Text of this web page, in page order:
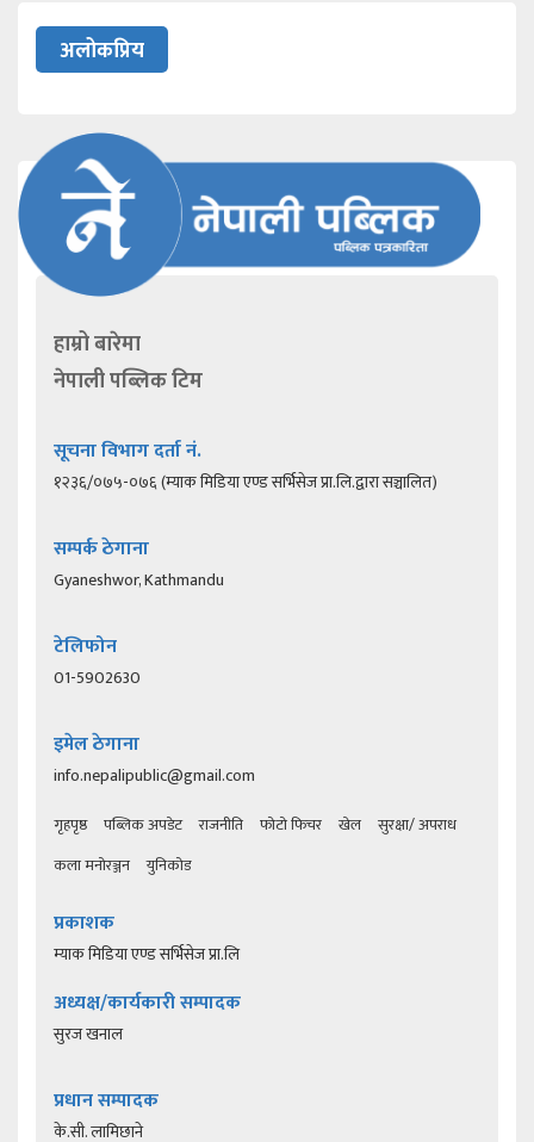
अलोकप्रिय
हाम्रो बारेमा
नेपाली पब्लिक टिम
सूचना विभाग दर्ता नं.
१२३६/०७५-०७६ (म्याक मिडिया एण्ड सर्भिसेज प्रा.लि.द्वारा सञ्चालित)
सम्पर्क ठेगाना
Gyaneshwor, Kathmandu
टेलिफोन
01-5902630
इमेल ठेगाना
info.nepalipublic@gmail.com
गृहपृष्ठ पब्लिक अपडेट राजनीति फोटो फिचर खेल
सुरक्षा/ अपराध
कला मनोरञ्जन
युनिकोड
प्रकाशक
म्याक मिडिया एण्ड सर्भिसेज प्रा.लि
अध्यक्ष/कार्यकारी सम्पादक
सुरज खनाल
प्रधान सम्पादक
के.सी. लामिछाने